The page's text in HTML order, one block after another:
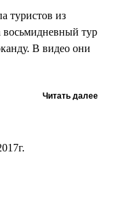
туристов из
восьмидневный тур
В видео они
Читать далее